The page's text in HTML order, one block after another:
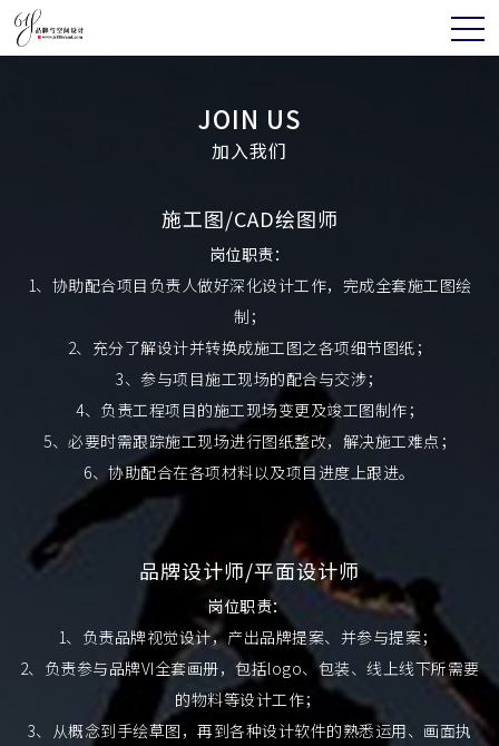
JOIN US
加入我们
施工图/CAD绘图师
岗位职责：
1、协助配合项目负责人做好深化设计工作，完成全套施工图绘
制；
2、充分了解设计并转换成施工图之各项细节图纸；
3、参与项目施工现场的配合与交涉；
4、负责工程项目的施工现场变更及竣工图制作；
5、必要时需跟踪施工现场进行图纸整改，解决施工难点；
6、协助配合在各项材料以及项目进度上跟进。
品牌设计师/平面设计师
岗位职责：
1、负责品牌视觉设计，产出品牌提案、并参与提案；
2、负责参与品牌VI全套画册，包括logo、包装、线上线下所需要
的物料等设计工作；
3、从概念到手绘草图，再到各种设计软件的熟悉运用、画面执